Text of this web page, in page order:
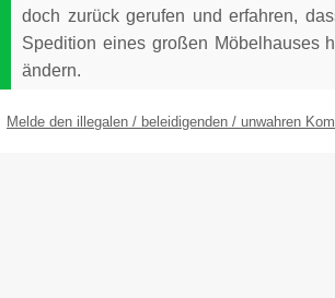
doch zurück gerufen und erfahren,
Spedition eines großen Möbelhauses
ändern.
Melde den illegalen / beleidigenden / unwahren